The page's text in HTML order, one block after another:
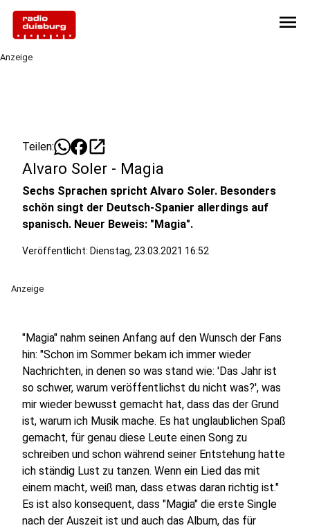
menu
Anzeige
Teilen: open_in_new
Alvaro Soler - Magia
Sechs Sprachen spricht Alvaro Soler. Besonders
schön singt der Deutsch-Spanier allerdings auf
spanisch. Neuer Beweis: "Magia".
Veröffentlicht: Dienstag, 23.03.2021 16:52
Anzeige
"Magia" nahm seinen Anfang auf den Wunsch der Fans
hin: "Schon im Sommer bekam ich immer wieder
Nachrichten, in denen so was stand wie: 'Das Jahr ist
so schwer, warum veröffentlichst du nicht was?', was
mir wieder bewusst gemacht hat, dass das der Grund
ist, warum ich Musik mache. Es hat unglaublichen Spaß
gemacht, für genau diese Leute einen Song zu
schreiben und schon während seiner Entstehung hatte
ich ständig Lust zu tanzen. Wenn ein Lied das mit
einem macht, weiß man, dass etwas daran richtig ist."
Es ist also konsequent, dass "Magia" die erste Single
nach der Auszeit ist und auch das Album, das für